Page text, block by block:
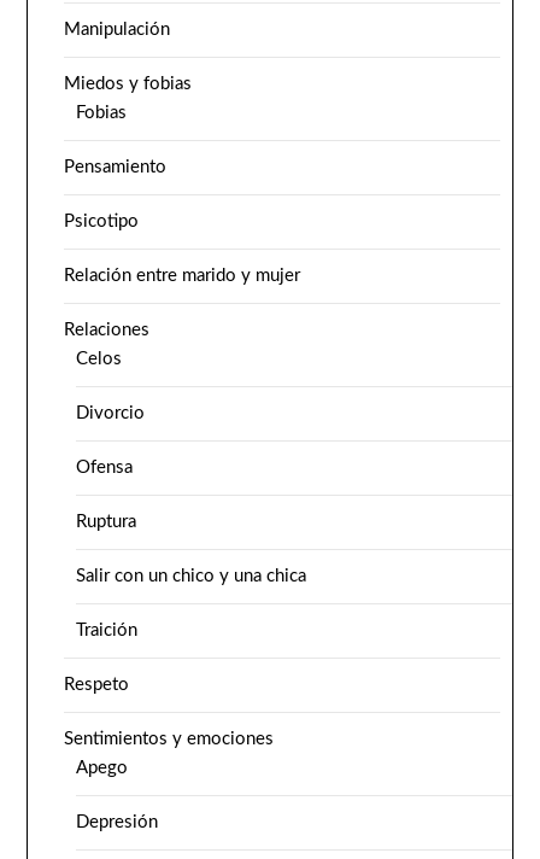
Manipulación
Miedos y fobias
Fobias
Pensamiento
Psicotipo
Relación entre marido y mujer
Relaciones
Celos
Divorcio
Ofensa
Ruptura
Salir con un chico y una chica
Traición
Respeto
Sentimientos y emociones
Apego
Depresión